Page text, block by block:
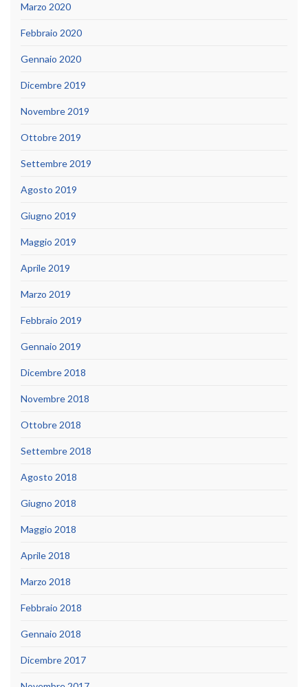
Marzo 2020
Febbraio 2020
Gennaio 2020
Dicembre 2019
Novembre 2019
Ottobre 2019
Settembre 2019
Agosto 2019
Giugno 2019
Maggio 2019
Aprile 2019
Marzo 2019
Febbraio 2019
Gennaio 2019
Dicembre 2018
Novembre 2018
Ottobre 2018
Settembre 2018
Agosto 2018
Giugno 2018
Maggio 2018
Aprile 2018
Marzo 2018
Febbraio 2018
Gennaio 2018
Dicembre 2017